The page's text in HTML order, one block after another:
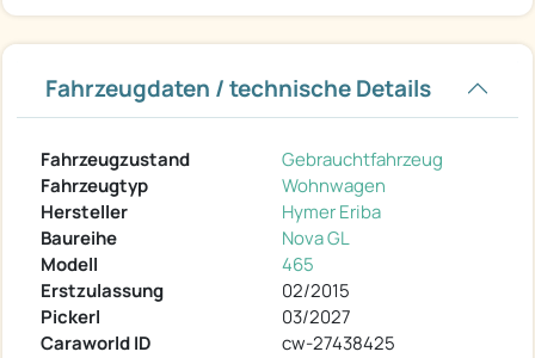
Fahrzeugdaten / technische Details
Fahrzeugzustand
Gebrauchtfahrzeug
Fahrzeugtyp
Wohnwagen
Hersteller
Hymer Eriba
Baureihe
Nova GL
Modell
465
Erstzulassung
02/2015
Pickerl
03/2027
Caraworld ID
cw-27438425